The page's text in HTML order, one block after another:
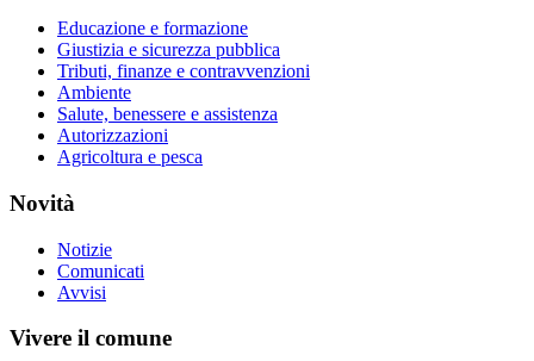
Educazione e formazione
Giustizia e sicurezza pubblica
Tributi, finanze e contravvenzioni
Ambiente
Salute, benessere e assistenza
Autorizzazioni
Agricoltura e pesca
Novità
Notizie
Comunicati
Avvisi
Vivere il comune